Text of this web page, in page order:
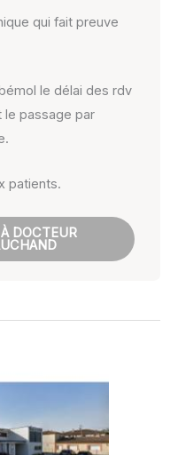
qui fait preuve
le délai des rdv
le passage par
patients.
DOCTEUR